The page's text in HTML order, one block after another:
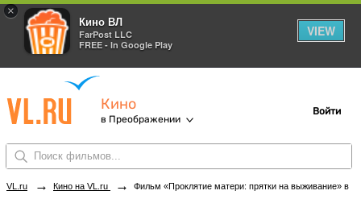
×
Кино ВЛ
FarPost LLC
FREE - In Google Play
VIEW
Кино
в Преображении
Войти
VL.ru → Кино на VL.ru → Фильм «Проклятие матери: прятки на выживание» в кинотеатрах Преображения. Купить билеты!